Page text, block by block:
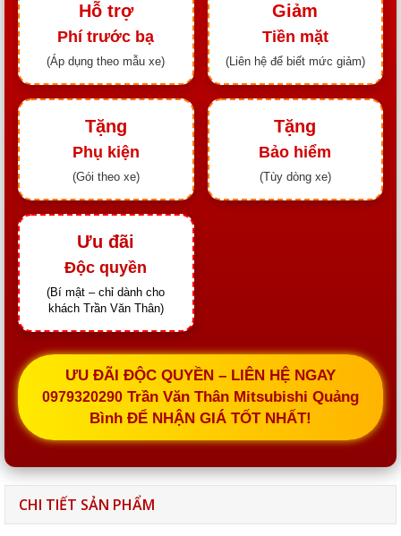
Hỗ trợ
Phí trước bạ
(Áp dụng theo mẫu xe)
Giảm
Tiền mặt
(Liên hệ để biết mức giảm)
Tặng
Phụ kiện
(Gói theo xe)
Tặng
Bảo hiểm
(Tùy dòng xe)
Ưu đãi
Độc quyền
(Bí mật – chỉ dành cho
khách Trần Văn Thân)
ƯU ĐÃI ĐỘC QUYỀN – LIÊN HỆ NGAY
0979320290 Trần Văn Thân Mitsubishi Quảng
Bình ĐỂ NHẬN GIÁ TỐT NHẤT!
CHI TIẾT SẢN PHẨM